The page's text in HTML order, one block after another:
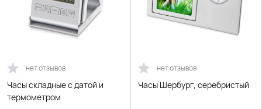
нет отзывов
Часы складные с датой и
термометром
нет отзывов
Часы Шербург, серебристый